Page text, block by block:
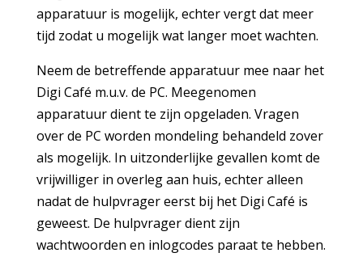
apparatuur is mogelijk, echter vergt dat meer
tijd zodat u mogelijk wat langer moet wachten.
Neem de betreffende apparatuur mee naar het
Digi Café m.u.v. de PC. Meegenomen
apparatuur dient te zijn opgeladen. Vragen
over de PC worden mondeling behandeld zover
als mogelijk. In uitzonderlijke gevallen komt de
vrijwilliger in overleg aan huis, echter alleen
nadat de hulpvrager eerst bij het Digi Café is
geweest. De hulpvrager dient zijn
wachtwoorden en inlogcodes paraat te hebben.